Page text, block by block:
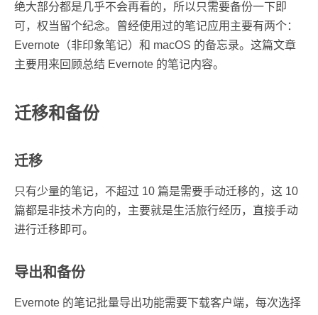
绝大部分都是几乎不会再看的，所以只需要备份一下即
可，权当留个纪念。曾经使用过的笔记应用主要有两个：
Evernote（非印象笔记）和 macOS 的备忘录。这篇文章
主要用来回顾总结 Evernote 的笔记内容。
迁移和备份
迁移
只有少量的笔记，不超过 10 篇是需要手动迁移的，这 10
篇都是非技术方向的，主要就是生活旅行经历，直接手动
进行迁移即可。
导出和备份
Evernote 的笔记批量导出功能需要下载客户端，每次选择